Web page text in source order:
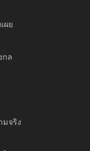
ผย
กล
มจริง